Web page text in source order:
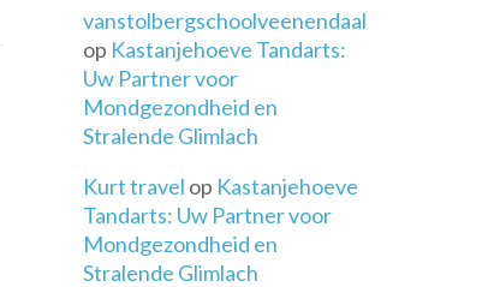
vanstolbergschoolveenendaal
op Kastanjehoeve Tandarts:
Uw Partner voor
Mondgezondheid en
Stralende Glimlach
Kurt travel op Kastanjehoeve
Tandarts: Uw Partner voor
Mondgezondheid en
Stralende Glimlach